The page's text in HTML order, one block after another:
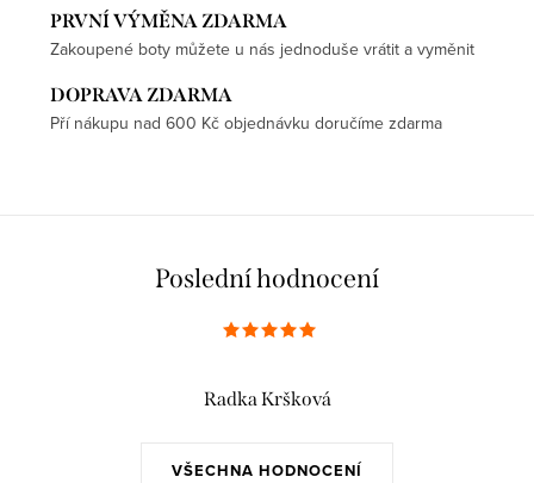
PRVNÍ VÝMĚNA ZDARMA
Zakoupené boty můžete u nás jednoduše vrátit a vyměnit
DOPRAVA ZDARMA
Pří nákupu nad 600 Kč objednávku doručíme zdarma
Poslední hodnocení
VŠECHNA HODNOCENÍ
Radka Kršková